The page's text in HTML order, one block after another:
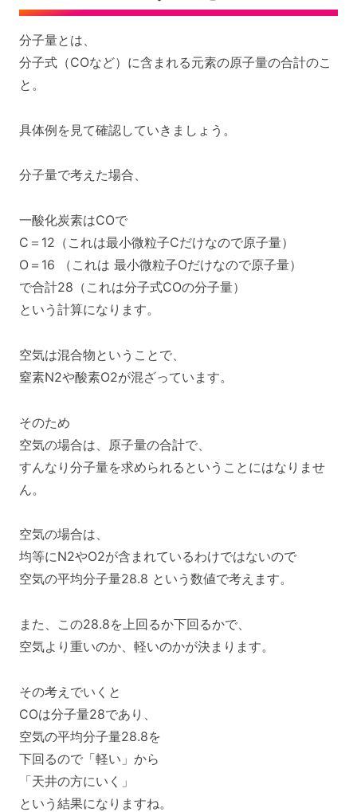
分子量とは、
分子式（COなど）に含まれる元素の原子量の合計のこ
と。
具体例を見て確認していきましょう。
分子量で考えた場合、
一酸化炭素はCOで
C＝12（これは最小微粒子Cだけなので原子量）
O＝16 （これは 最小微粒子Oだけなので原子量）
で合計28（これは分子式COの分子量）
という計算になります。
空気は混合物ということで、
窒素N2や酸素O2が混ざっています。
そのため
空気の場合は、原子量の合計で、
すんなり分子量を求められるということにはなりませ
ん。
空気の場合は、
均等にN2やO2が含まれているわけではないので
空気の平均分子量28.8 という数値で考えます。
また、この28.8を上回るか下回るかで、
空気より重いのか、軽いのかが決まります。
その考えでいくと
COは分子量28であり、
空気の平均分子量28.8を
下回るので「軽い」から
「天井の方にいく」
という結果になりますね。